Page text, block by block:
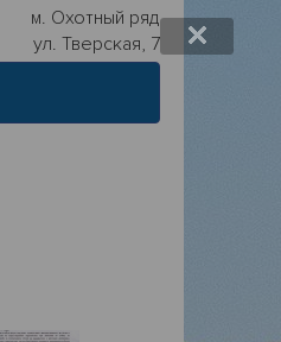
м. Охотный ряд
ул. Тверская, 7